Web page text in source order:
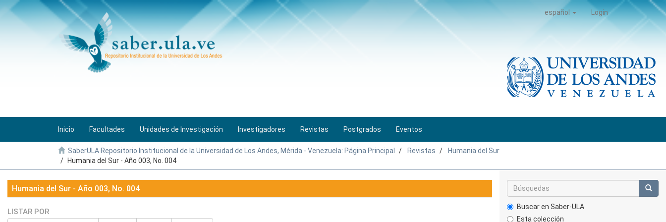
español Login
Inicio Facultades Unidades de Investigación Investigadores Revistas Postgrados Eventos
SaberULA Repositorio Institucional de la Universidad de Los Andes, Mérida - Venezuela: Página Principal Revistas
Humania del Sur
Humania del Sur - Año 003, No. 004
Humania del Sur - Año 003, No. 004
LISTAR POR
Buscar en Saber-ULA
Esta colección